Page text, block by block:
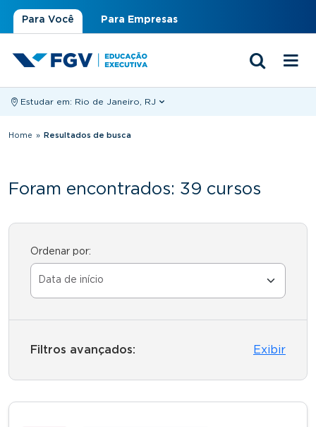
Para Você Para Empresas
Estudar em: Rio de Janeiro, RJ
Você está aqui
Home » Resultados de busca
Foram encontrados: 39 cursos
Ordenar por:
Filtros avançados: Exibir